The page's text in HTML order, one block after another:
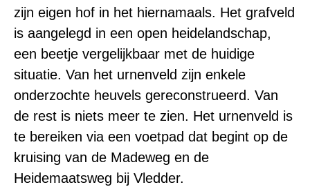
zijn eigen hof in het hiernamaals. Het grafveld
is aangelegd in een open heidelandschap,
een beetje vergelijkbaar met de huidige
situatie. Van het urnenveld zijn enkele
onderzochte heuvels gereconstrueerd. Van
de rest is niets meer te zien. Het urnenveld is
te bereiken via een voetpad dat begint op de
kruising van de Madeweg en de
Heidemaatsweg bij Vledder.